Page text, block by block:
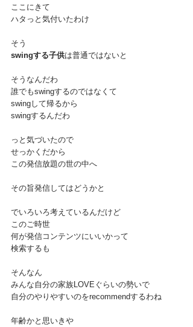
ここにきて
ハタっと気付いたわけ
そう
swingする子供は普通ではないと
そうなんだわ
誰でもswingするのではなくて
swingして帰るから
swingするんだわ
っと気づいたので
せっかくだから
この発信放題の世の中へ
その旨発信してはどうかと
でいろいろ考えているんだけど
このご時世
何が発信コンテンツにいいかって
検索するも
そんなん
みんな自分の家族LOVEぐらいの勢いで
自分のやりやすいのをrecommendするわね
年齢かと思いきや